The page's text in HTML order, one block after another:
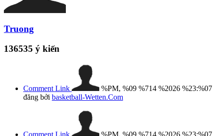
Truong
136535 ý kiến
Comment Link
%PM, %09 %714 %2026 %23:%07
đăng bởi basketball-Wetten.Com
Comment Link
%PM, %09 %714 %2026 %23:%07